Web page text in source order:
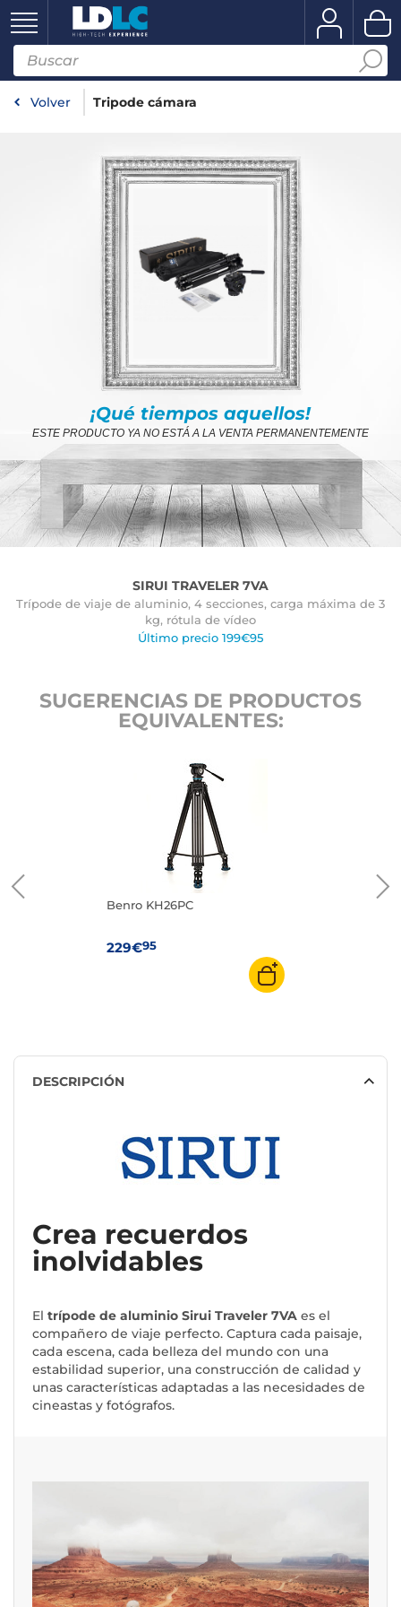
Volver Tripode cámara
¡Qué tiempos aquellos!
ESTE PRODUCTO YA NO ESTÁ A LA VENTA PERMANENTEMENTE
SIRUI TRAVELER 7VA
Trípode de viaje de aluminio, 4 secciones, carga máxima de 3
kg, rótula de vídeo
Último precio 199€95
SUGERENCIAS DE PRODUCTOS
EQUIVALENTES:
Benro KH26PC
229€95
DESCRIPCIÓN
Crea recuerdos
inolvidables
El trípode de aluminio Sirui Traveler 7VA es el
compañero de viaje perfecto. Captura cada paisaje,
cada escena, cada belleza del mundo con una
estabilidad superior, una construcción de calidad y
unas características adaptadas a las necesidades de
cineastas y fotógrafos.